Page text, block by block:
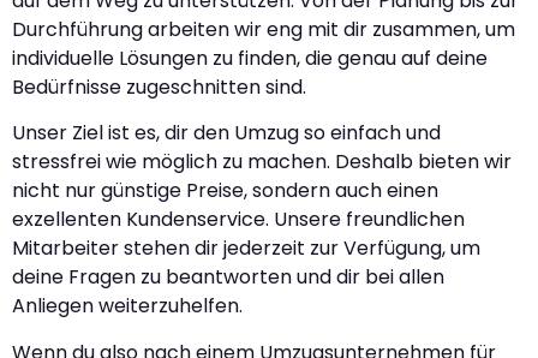
Durchführung arbeiten wir eng mit dir zusammen, um
individuelle Lösungen zu finden, die genau auf deine
Bedürfnisse zugeschnitten sind.
Unser Ziel ist es, dir den Umzug so einfach und
stressfrei wie möglich zu machen. Deshalb bieten wir
nicht nur günstige Preise, sondern auch einen
exzellenten Kundenservice. Unsere freundlichen
Mitarbeiter stehen dir jederzeit zur Verfügung, um
deine Fragen zu beantworten und dir bei allen
Anliegen weiterzuhelfen.
Wenn du also nach einem Umzugsunternehmen für